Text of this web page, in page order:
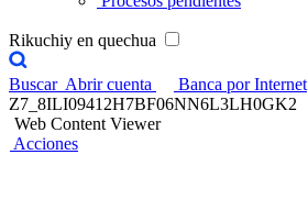
Rikuchiy en quechua
Buscar Abrir cuenta
Banca por Internet
Z7_8ILI09412H7BF06NN6L3LH0GK2
Web Content Viewer
Acciones